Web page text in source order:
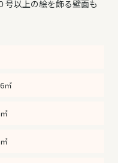
号以上の絵を飾る壁面も
㎡